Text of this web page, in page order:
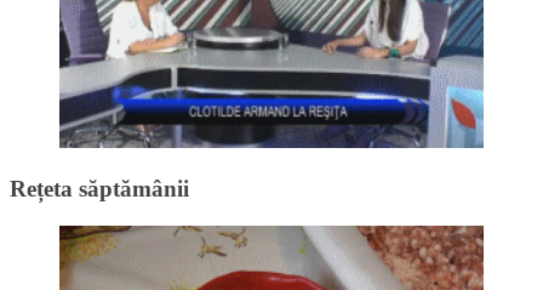
Rețeta săptămânii